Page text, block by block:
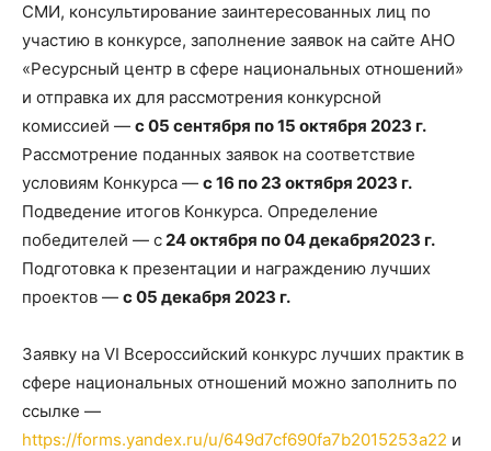
СМИ, консультирование заинтересованных лиц по
участию в конкурсе, заполнение заявок на сайте АНО
«Ресурсный центр в сфере национальных отношений»
и отправка их для рассмотрения конкурсной
комиссией — с 05 сентября по 15 октября 2023 г.
Рассмотрение поданных заявок на соответствие
условиям Конкурса — с 16 по 23 октября 2023 г.
Подведение итогов Конкурса. Определение
победителей — с24 октября по 04 декабря2023 г.
Подготовка к презентации и награждению лучших
проектов — с 05 декабря 2023 г.
Заявку на VI Всероссийский конкурс лучших практик в
сфере национальных отношений можно заполнить по
ссылке —
https://forms.yandex.ru/u/649d7cf690fa7b2015253a22 и